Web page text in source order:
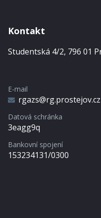
Kontakt
Studentská 4/2, 796 01
E-mail
rgazs@rg.prostejov.cz
Datová schránka
3eagg9q
Bankovní spojení
153234131/0300